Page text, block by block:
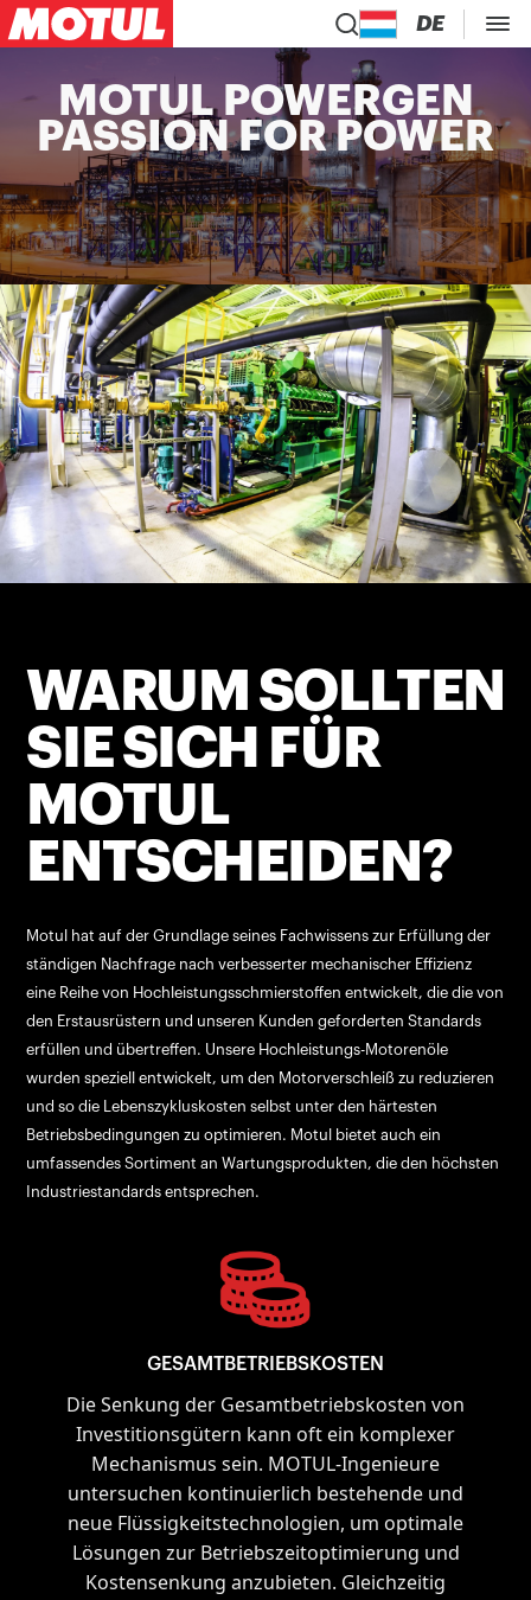
DE
MOTUL POWERGEN
PASSION FOR POWER
WARUM SOLLTEN
SIE SICH FÜR
MOTUL
ENTSCHEIDEN?
Motul hat auf der Grundlage seines Fachwissens zur Erfüllung der
ständigen Nachfrage nach verbesserter mechanischer Effizienz
eine Reihe von Hochleistungsschmierstoffen entwickelt, die die von
den Erstausrüstern und unseren Kunden geforderten Standards
erfüllen und übertreffen. Unsere Hochleistungs-Motorenöle
wurden speziell entwickelt, um den Motorverschleiß zu reduzieren
und so die Lebenszykluskosten selbst unter den härtesten
Betriebsbedingungen zu optimieren. Motul bietet auch ein
umfassendes Sortiment an Wartungsprodukten, die den höchsten
Industriestandards entsprechen.
GESAMTBETRIEBSKOSTEN
Die Senkung der Gesamtbetriebskosten von
Investitionsgütern kann oft ein komplexer
Mechanismus sein. MOTUL-Ingenieure
untersuchen kontinuierlich bestehende und
neue Flüssigkeitstechnologien, um optimale
Lösungen zur Betriebszeitoptimierung und
Kostensenkung anzubieten. Gleichzeitig